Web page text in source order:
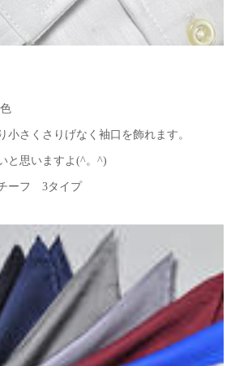
小さくさりげなく袖口を飾れます。
と思いますよ(^。^)
ーフ 3タイプ